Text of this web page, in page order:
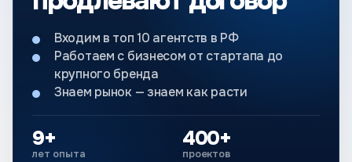
Входим в топ 10 агентств в РФ
Работаем с бизнесом от стартапа до
крупного бренда
Знаем рынок — знаем как расти
9+
лет опыта
400+
проектов